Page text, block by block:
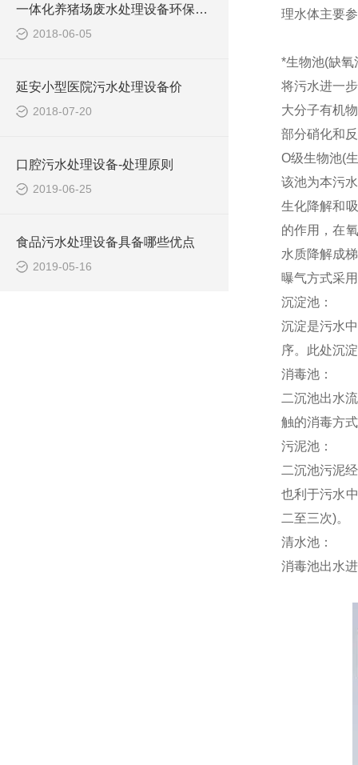
一体化养猪场废水处理设备环保局新要求
2018-06-05
延安小型医院污水处理设备价
2018-07-20
口腔污水处理设备-处理原则
2019-06-25
食品污水处理设备具备哪些优点
2019-05-16
理水体主要
*生物池(缺氧
将污水进一
大分子有机
部分硝化和
O级生物池(
该池为本污
生化降解和
的作用，在
水质降解成
曝气方式采
沉淀池：
沉淀是污水
序。此处沉
消毒池：
二沉池出水
触的消毒方
污泥池：
二沉池污泥
也利于污水
二至三次)。
清水池：
消毒池出水